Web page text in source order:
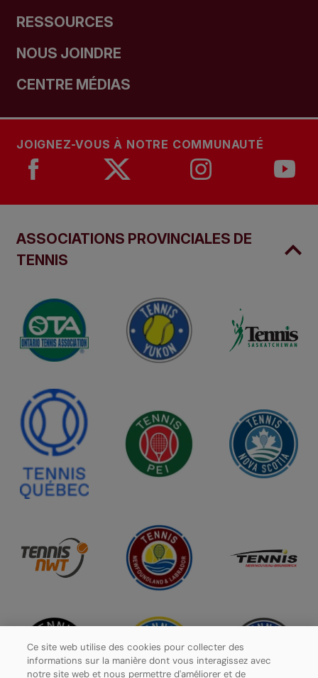
RESSOURCES
NOUS JOINDRE
CENTRE MÉDIAS
JOIGNEZ-VOUS À NOTRE COMMUNAUTÉ
ASSOCIATIONS PROVINCIALES DE
TENNIS
Ce site web utilise des cookies pour collecter des
informations sur la manière dont vous interagissez avec
notre site web et nous permettre d'améliorer et de